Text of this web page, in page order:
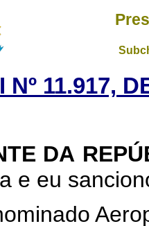
Nº 11.917,
DA
e eu